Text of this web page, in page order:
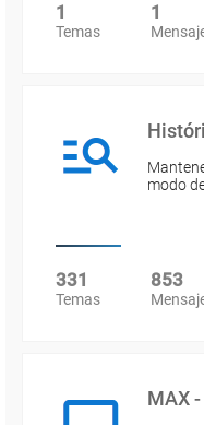
1
Temas
1
modo
331
Temas
853
MAX